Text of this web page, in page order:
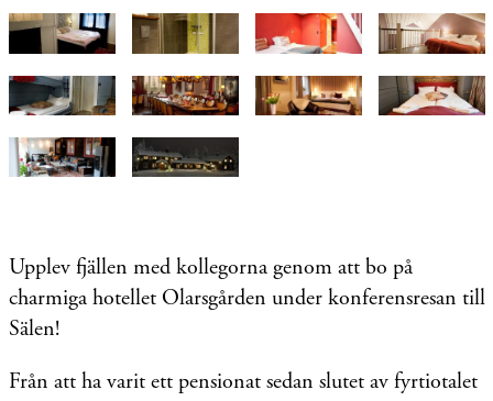
Upplev fjällen med kollegorna genom att bo på
charmiga hotellet Olarsgården under konferensresan till
Sälen!
Från att ha varit ett pensionat sedan slutet av fyrtiotalet